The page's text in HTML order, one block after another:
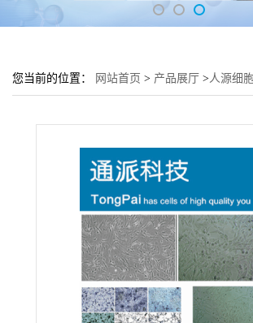
您当前的位置： 网站首页 > 产品展厅 >人源细